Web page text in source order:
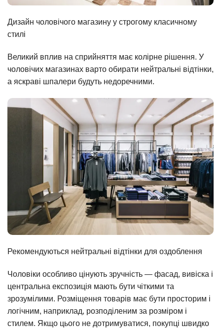
Дизайн чоловічого магазину у строгому класичному
стилі
Великий вплив на сприйняття має колірне рішення. У
чоловічих магазинах варто обирати нейтральні відтінки,
а яскраві шпалери будуть недоречними.
Рекомендуються нейтральні відтінки для оздоблення
Чоловіки особливо цінують зручність — фасад, вивіска і
центральна експозиція мають бути чіткими та
зрозумілими. Розміщення товарів має бути просторим і
логічним, наприклад, розподіленим за розміром і
стилем. Якщо цього не дотримуватися, покупці швидко